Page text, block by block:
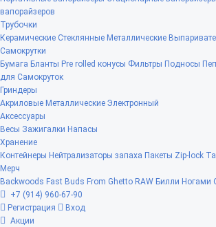
вапорайзеров
Трубочки
Керамические Стеклянные Металлические
Самокрутки
Бумага Бланты Pre rolled конусы Фильтры Подносы
для Самокруток
Гриндеры
Акриловые Металлические Электронный
Аксессуары
Весы Зажигалки Напасы
Хранение
Контейнеры Нейтрализаторы запаха Пакеты Zip-lock
Мерч
Backwoods Fast Buds From Ghetto RAW Билли Ногами
+7 (914) 960-67-90
Регистрация
Вход
Акции